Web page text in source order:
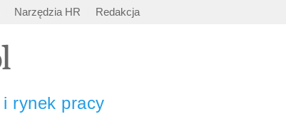
Narzędzia HR Redakcja
rynek pracy